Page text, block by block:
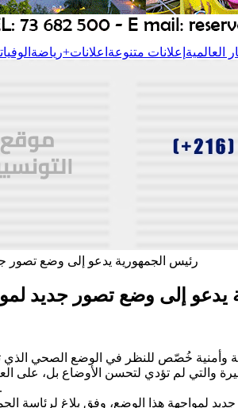
العالمية إعلانات متنوعة اعلانات+رياضة الوفيات
يدعو إلى وضع تصور جديد
على إجتماع طارئ مع قيادات عسكرية وأمنية خُصّص للنظر في
الأخيرة والتي لم تؤدي لتحسن الأوضاع بل،
العدوى وارتفاع عدد الوفايات.